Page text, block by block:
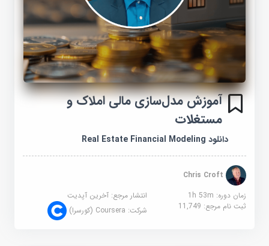
آموزش مدل‌سازی مالی املاک و
مستغلات
دانلود Real Estate Financial Modeling
Chris Croft
زمان دوره: 1h 53m
انتشار مرجع:آخرین آپدیت
ثبت نام مرجع:11,749 شرکت:Coursera (کورسرا)